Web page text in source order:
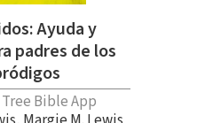
Ayuda y
padres de los
Bible App